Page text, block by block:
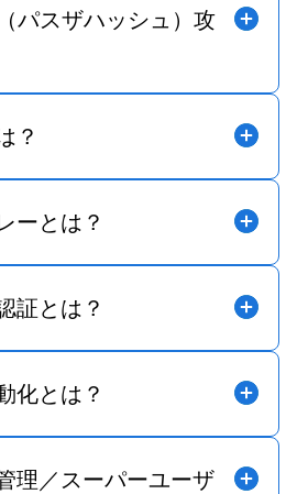
パスザハッシュ）攻
？
ーとは？
証とは？
化とは？
理／スーパーユーザ